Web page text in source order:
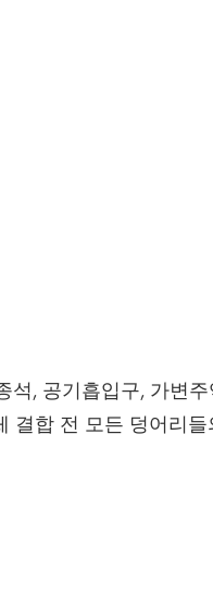
석, 공기흡입구, 가변
결합 전 모든 덩어리